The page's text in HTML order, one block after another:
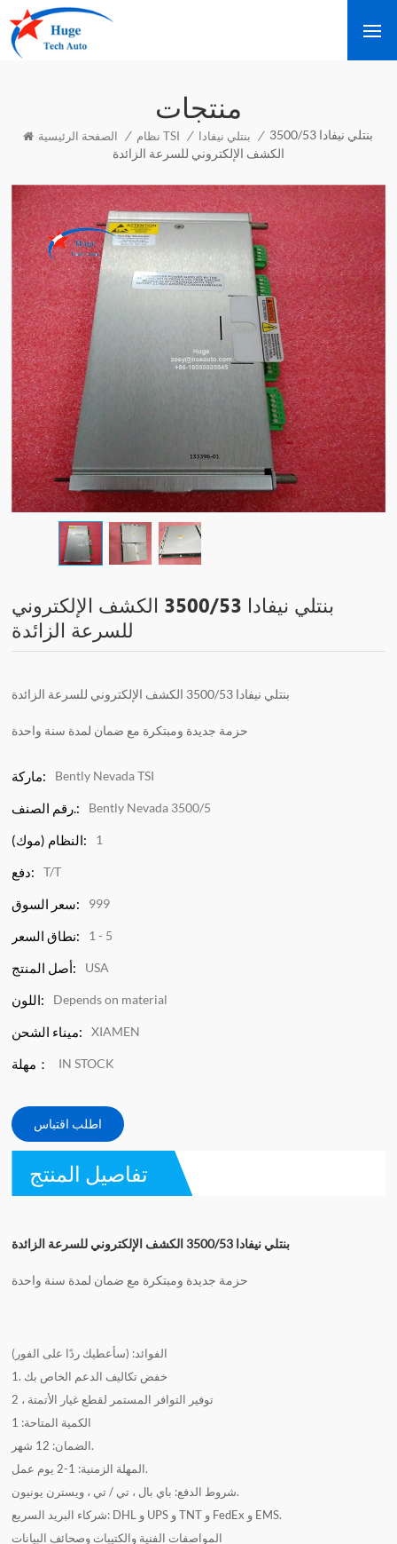
منتجات
الصفحة الرئيسية / نظام TSI / بنتلي نيفادا / بنتلي نيفادا 3500/53
الكشف الإلكتروني للسرعة الزائدة
بنتلي نيفادا 3500/53 الكشف الإلكتروني
للسرعة الزائدة
بنتلي نيفادا 3500/53 الكشف الإلكتروني للسرعة الزائدة
حزمة جديدة ومبتكرة مع ضمان لمدة سنة واحدة
ماركة: Bently Nevada TSI
رقم الصنف.: Bently Nevada 3500/5
النظام (موك): 1
دفع: T/T
سعر السوق: 999
نطاق السعر: 1 - 5
أصل المنتج: USA
اللون: Depends on material
ميناء الشحن: XIAMEN
مهلة： IN STOCK
اطلب اقتباس
تفاصيل المنتج
بنتلي نيفادا 3500/53 الكشف الإلكتروني للسرعة الزائدة
حزمة جديدة ومبتكرة مع ضمان لمدة سنة واحدة
الفوائد: (سأعطيك ردًا على الفور)
1. خفض تكاليف الدعم الخاص بك
2 ، توفير التوافر المستمر لقطع غيار الأتمتة
الكمية المتاحة: 1
الضمان: 12 شهر.
المهلة الزمنية: 1-2 يوم عمل.
شروط الدفع: باي بال ، تي / تي ، ويسترن يونيون.
شركاء البريد السريع: DHL و UPS و TNT و FedEx و EMS.
المواصفات الفنية والكتيبات وصحائف البيانات